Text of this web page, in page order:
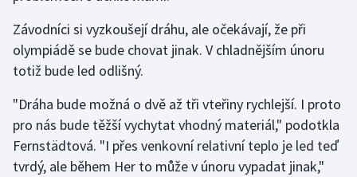
Triatlon
Vodní slalom
Volejbal
Závodníci si vyzkoušejí dráhu, ale očekávají, že při
olympiádě se bude chovat jinak. V chladnějším únoru
totiž bude led odlišný.
"Dráha bude možná o dvě až tři vteřiny rychlejší. I proto
pro nás bude těžší vychytat vhodný materiál," podotkla
Fernstädtová. "I přes venkovní relativní teplo je led teď
tvrdý, ale během Her to může v únoru vypadat jinak,"